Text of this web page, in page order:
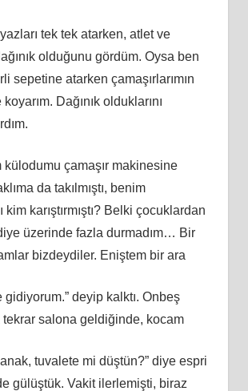
tek tek atarken, atlet ve
olduğunu gördüm. Oysa ben
sepetine atarken çamaşırlarımın
Dağınık olduklarını
külodumu çamaşır makinesine
da takılmıştı, benim
kim karıştırmıştı? Belki çocuklardan
üzerinde fazla durmadım… Bir
bizdeydiler. Eniştem bir ara
gidiyorum.” deyip kalktı. Onbeş
salona geldiğinde, kocam
tuvalete mi düştün?” diye espri
gülüştük. Vakit ilerlemişti, biraz